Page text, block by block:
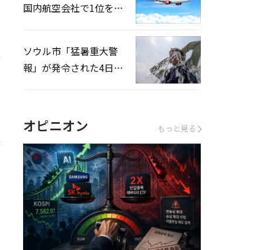
国内航空会社で1位を記
ソウル市「猛暑重大警
報」が発令された4日、
オピニオン もっと見る